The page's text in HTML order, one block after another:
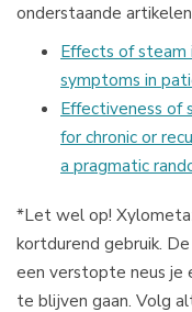
onderstaande
Effects of steam
symptoms in
Effectiveness of
for chronic or
a pragmatic
*Let wel op!
kortdurend gebruik.
een verstopte neus je
te blijven gaan. Volg